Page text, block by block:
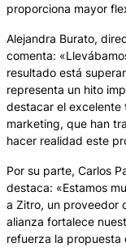
proporciona mayor
Alejandra Burato,
comenta:
resultado está
representa un hito
destacar el excelente
marketing, que han
hacer realidad este
Por su parte, Carlos
destaca: «Estamos
a Zitro, un proveedor
alianza fortalece
refuerza la propuesta